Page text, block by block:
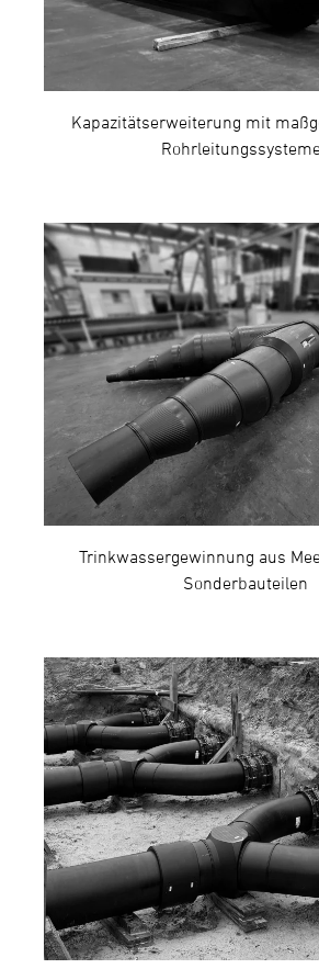
Kapazitätserweiterung mit
Trinkwassergewinnung aus
Sonderbauteilen